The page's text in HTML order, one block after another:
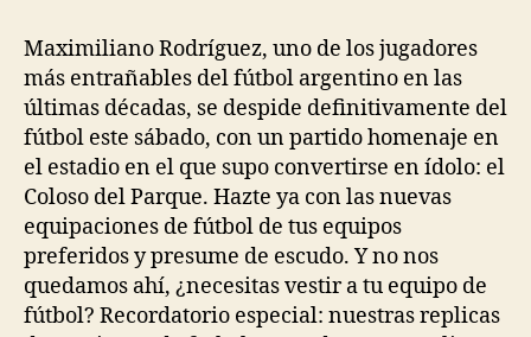
entrada
entrada
Maximiliano Rodríguez, uno de los jugadores
más entrañables del fútbol argentino en las
últimas décadas, se despide definitivamente del
fútbol este sábado, con un partido homenaje en
el estadio en el que supo convertirse en ídolo: el
Coloso del Parque. Hazte ya con las nuevas
equipaciones de fútbol de tus equipos
preferidos y presume de escudo. Y no nos
quedamos ahí, ¿necesitas vestir a tu equipo de
fútbol? Recordatorio especial: nuestras replicas